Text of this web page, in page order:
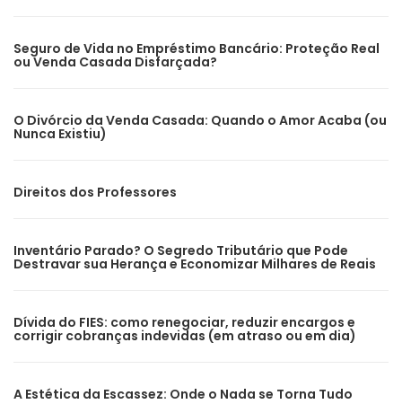
Seguro de Vida no Empréstimo Bancário: Proteção Real
ou Venda Casada Disfarçada?
O Divórcio da Venda Casada: Quando o Amor Acaba (ou
Nunca Existiu)
Direitos dos Professores
Inventário Parado? O Segredo Tributário que Pode
Destravar sua Herança e Economizar Milhares de Reais
Dívida do FIES: como renegociar, reduzir encargos e
corrigir cobranças indevidas (em atraso ou em dia)
A Estética da Escassez: Onde o Nada se Torna Tudo